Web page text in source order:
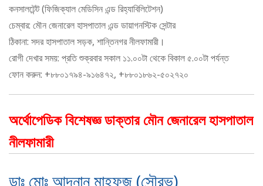
কনসালটেন্ট (ফিজিক্যাল মেডিসিন এন্ড রিহ্যাবিলিটেশন)
চেম্বার: মৌন জেনারেল হাসপাতাল এন্ড ডায়াগনস্টিক সেন্টার
ঠিকানা: সদর হাসপাতাল সড়ক, শান্তিনগর নীলফামারী।
রোগী দেখার সময়: প্রতি শুক্রবার সকাল ১১.০০টা থেকে বিকাল ৫.০০টা পর্যন্ত
ফোন করুন: +৮৮০১৭৯৪-৯১৬৪৭২, +৮৮০১৮৬২-৫০২৭২০
অর্থোপেডিক বিশেষজ্ঞ ডাক্তার মৌন জেনারেল হাসপাতাল
নীলফামারী
ডাঃ মোঃ আদনান মাহফুজ (সৌরভ)